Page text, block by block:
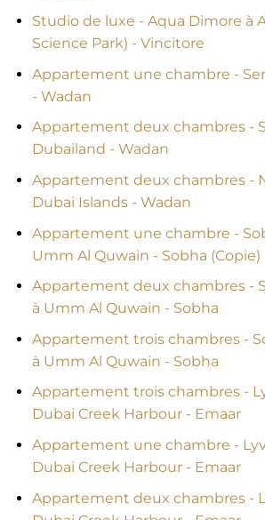
Studio de luxe - Aqua Dimore à
Science Park) - Vincitore
Appartement une chambre -
- Wadan
Appartement deux chambres -
Dubailand - Wadan
Appartement deux chambres -
Dubai Islands - Wadan
Appartement une chambre -
Umm Al Quwain - Sobha (Copie)
Appartement deux chambres -
à Umm Al Quwain - Sobha
Appartement trois chambres -
à Umm Al Quwain - Sobha
Appartement trois chambres -
Dubai Creek Harbour - Emaar
Appartement une chambre -
Dubai Creek Harbour - Emaar
Appartement deux chambres -